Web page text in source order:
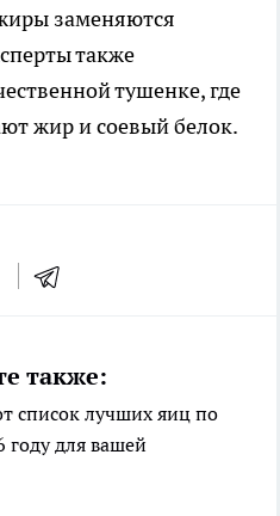
заменяются
также
тушенке, где
жир и соевый белок.
также:
список лучших яиц по
году для вашей